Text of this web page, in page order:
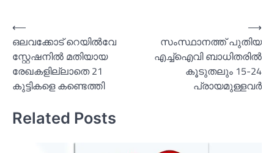
Post
navigation
⟵
ഒലവക്കോട് റെയില്‍വേ
സ്റ്റേഷനില്‍ മതിയായ
രേഖകളില്ലാതെ 21
കുട്ടികളെ കണ്ടെത്തി
സംസ്ഥാനത്ത് പുതിയ
എച്ച്‌ഐവി ബാധിതരില്‍
കൂടുതലും 15-24
പ്രായമുള്ളവര്‍
⟶
Related Posts